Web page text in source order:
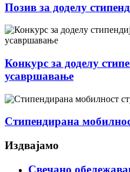
Позив за доделу
Конкурс за доделу
усавршавање
Стипендирана
Издвајамо
Свечано